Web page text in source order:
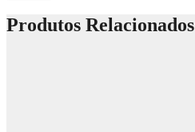
Produtos Relacionados